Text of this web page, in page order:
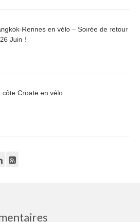
Rennes en vélo – Soirée de retour
Juin !
côte Croate en vélo